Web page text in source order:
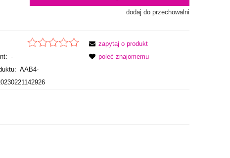
dodaj do przechowalni
-
AAB4-
zapytaj o produkt
poleć znajomemu